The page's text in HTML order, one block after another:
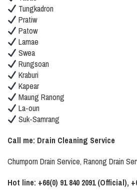
Tungkadron
Pratiw
Patow
Lamae
Swea
Rungsoan
Kraburi
Kapear
Maung Ranong
La-oun
Suk-Samrang
Call me: Drain Cleaning Service
Chumporn Drain Service, Ranong Drain
Hot line: +66(0) 91 840 2091 (Official),